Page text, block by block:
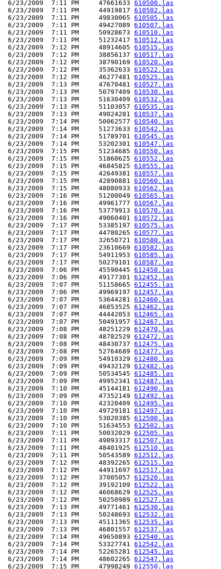
6/23/2009  7:11 PM     47661633 610500.las
6/23/2009  7:11 PM     44919817 610502.las
6/23/2009  7:11 PM     49830065 610505.las
6/23/2009  7:11 PM     49427089 610507.las
6/23/2009  7:11 PM     50928673 610510.las
6/23/2009  7:11 PM     51232417 610512.las
6/23/2009  7:12 PM     48914605 610515.las
6/23/2009  7:12 PM     38856137 610517.las
6/23/2009  7:12 PM     38790169 610520.las
6/23/2009  7:12 PM     35362633 610522.las
6/23/2009  7:12 PM     46277481 610525.las
6/23/2009  7:13 PM     47670481 610527.las
6/23/2009  7:13 PM     50797409 610530.las
6/23/2009  7:13 PM     51630409 610532.las
6/23/2009  7:13 PM     51103057 610535.las
6/23/2009  7:13 PM     49024281 610537.las
6/23/2009  7:14 PM     50062577 610540.las
6/23/2009  7:14 PM     51273633 610542.las
6/23/2009  7:14 PM     51789701 610545.las
6/23/2009  7:14 PM     53202301 610547.las
6/23/2009  7:15 PM     51234685 610550.las
6/23/2009  7:15 PM     51860625 610552.las
6/23/2009  7:15 PM     46845825 610555.las
6/23/2009  7:15 PM     42649381 610557.las
6/23/2009  7:15 PM     42890881 610560.las
6/23/2009  7:15 PM     48080933 610562.las
6/23/2009  7:16 PM     51200049 610565.las
6/23/2009  7:16 PM     49961777 610567.las
6/23/2009  7:16 PM     53779913 610570.las
6/23/2009  7:16 PM     49060401 610572.las
6/23/2009  7:17 PM     53385197 610575.las
6/23/2009  7:17 PM     44780265 610577.las
6/23/2009  7:17 PM     32650721 610580.las
6/23/2009  7:17 PM     23610669 610582.las
6/23/2009  7:17 PM     54911953 610585.las
6/23/2009  7:17 PM     50279101 610587.las
6/23/2009  7:06 PM     45590445 612450.las
6/23/2009  7:06 PM     49177301 612452.las
6/23/2009  7:07 PM     51158665 612455.las
6/23/2009  7:06 PM     49969197 612457.las
6/23/2009  7:07 PM     53644281 612460.las
6/23/2009  7:07 PM     46853525 612462.las
6/23/2009  7:07 PM     44442053 612465.las
6/23/2009  7:07 PM     50491957 612467.las
6/23/2009  7:08 PM     48251229 612470.las
6/23/2009  7:08 PM     48782529 612472.las
6/23/2009  7:08 PM     48430737 612475.las
6/23/2009  7:08 PM     52764689 612477.las
6/23/2009  7:09 PM     54910329 612480.las
6/23/2009  7:09 PM     49432129 612482.las
6/23/2009  7:09 PM     50534545 612485.las
6/23/2009  7:09 PM     49952341 612487.las
6/23/2009  7:10 PM     45144181 612490.las
6/23/2009  7:09 PM     47352149 612492.las
6/23/2009  7:10 PM     42320409 612495.las
6/23/2009  7:10 PM     49729181 612497.las
6/23/2009  7:10 PM     53020385 612500.las
6/23/2009  7:10 PM     51634553 612502.las
6/23/2009  7:11 PM     50032029 612505.las
6/23/2009  7:11 PM     49893317 612507.las
6/23/2009  7:11 PM     48401925 612510.las
6/23/2009  7:11 PM     50543589 612512.las
6/23/2009  7:12 PM     48392265 612515.las
6/23/2009  7:12 PM     44911697 612517.las
6/23/2009  7:12 PM     37005057 612520.las
6/23/2009  7:12 PM     39192109 612522.las
6/23/2009  7:12 PM     46068629 612525.las
6/23/2009  7:12 PM     50250989 612527.las
6/23/2009  7:13 PM     49771461 612530.las
6/23/2009  7:13 PM     50248693 612532.las
6/23/2009  7:13 PM     45111365 612535.las
6/23/2009  7:13 PM     46801557 612537.las
6/23/2009  7:14 PM     49650893 612540.las
6/23/2009  7:14 PM     53327741 612542.las
6/23/2009  7:14 PM     52265281 612545.las
6/23/2009  7:14 PM     48602265 612547.las
6/23/2009  7:15 PM     47998249 612550.las